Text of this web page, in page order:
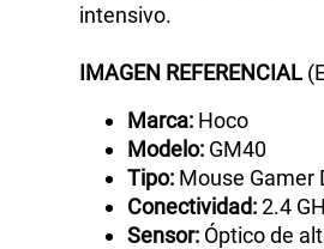
intensivo.
IMAGEN REFERENCIAL
Marca: Hoco
Modelo: GM40
Tipo: Mouse Gamer
Conectividad:2.4
Sensor: Óptico de